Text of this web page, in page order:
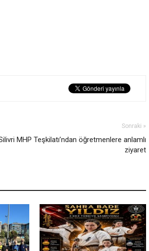
Sonraki »
MHP Teşkilatı’ndan öğretmenlere anlamlı
ziyaret